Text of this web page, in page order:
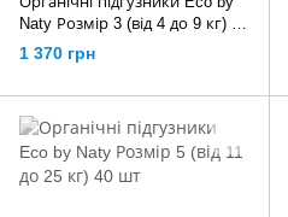
Naty Розмір 3 (від 4 до 9 кг) 50
шт
1 370 грн